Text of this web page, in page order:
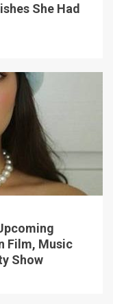
She Had
Film, Music
Show